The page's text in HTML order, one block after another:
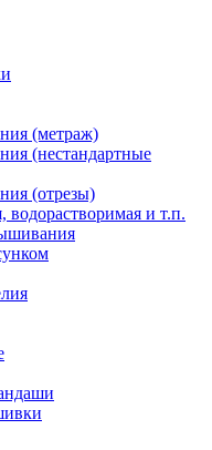
(метраж)
(нестандартные
(отрезы)
водорастворимая и т.п.